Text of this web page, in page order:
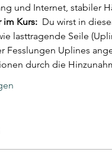
und Internet, stabiler
im Kurs: Du wirst in
lasttragende Seile
Fesslungen Uplines
durch die